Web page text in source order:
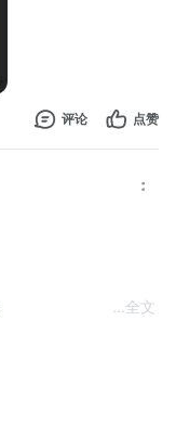
评论 点赞
...全文